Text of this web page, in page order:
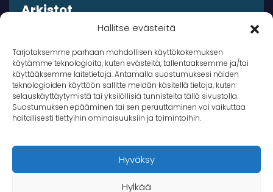
Hallitse evästeitä
Tarjotaksemme parhaan mahdollisen käyttökokemuksen
käytämme teknologioita, kuten evästeitä, tallentaaksemme ja/tai
käyttääksemme laitetietoja. Antamalla suostumuksesi näiden
teknologioiden käyttöön sallitte meidän käsitellä tietoja, kuten
selauskäyttäytymistä tai yksilöllisiä tunnisteita tällä sivustolla.
Suostumuksen epääminen tai sen peruuttaminen voi vaikuttaa
haitallisesti tiettyihin ominaisuuksiin ja toimintoihin.
Hyväksy
Hylkää
Arkistot
© 2026 Takana Oy
Takana